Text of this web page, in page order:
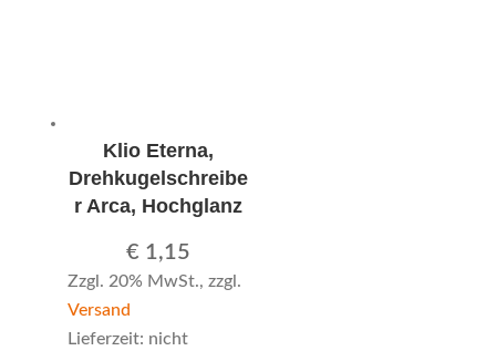
Klio Eterna,
Drehkugelschreibe
r Arca, Hochglanz
€ 1,15
Zzgl. 20% MwSt., zzgl.
Versand
Lieferzeit: nicht